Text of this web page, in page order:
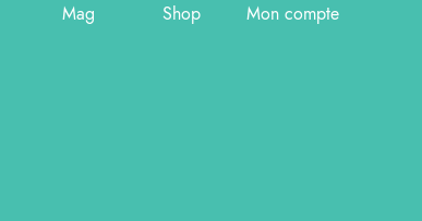
Mag Shop Mon compte